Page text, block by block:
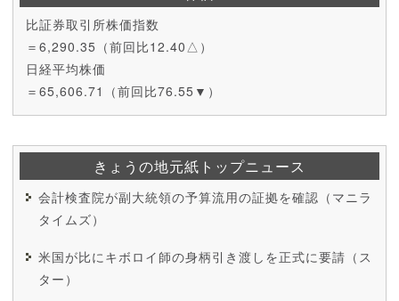
比証券取引所株価指数
＝6,290.35（前回比12.40△）
日経平均株価
＝65,606.71（前回比76.55▼）
きょうの地元紙トップニュース
会計検査院が副大統領の予算流用の証拠を確認（マニラ
タイムズ）
米国が比にキボロイ師の身柄引き渡しを正式に要請（ス
ター）